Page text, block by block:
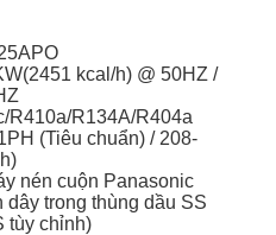
kcal/h) @ 50HZ /
R410a/R134A/R404a
(Tiêu chuẩn) / 208-
nén cuộn Panasonic
trong thùng dầu SS
tùy chỉnh)